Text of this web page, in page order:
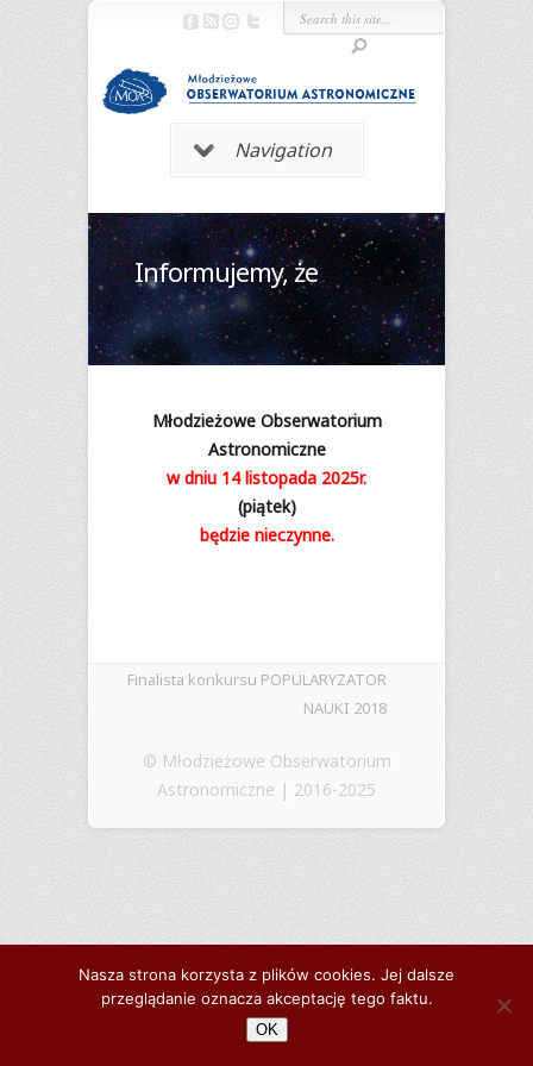
Navigation
Informujemy, że
Mło­dzie­żowe Obserwatorium
Astro­no­miczne
w dniu 14 listo­pada 2025r.
(pią­tek)
będzie nie­czynne.
Finalista konkursu POPULARYZATOR
NAUKI 2018
© Młodzieżowe Obserwatorium
Astronomiczne | 2016-2025
Nasza strona korzysta z plików cookies. Jej dalsze
przeglądanie oznacza akceptację tego faktu.
OK